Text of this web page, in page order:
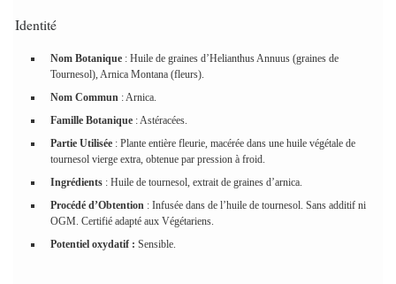
Identité
Nom Botanique : Huile de graines d’Helianthus Annuus (graines de
Tournesol), Arnica Montana (fleurs).
Nom Commun : Arnica.
Famille Botanique : Astéracées.
Partie Utilisée : Plante entière fleurie, macérée dans une huile végétale de
tournesol vierge extra, obtenue par pression à froid.
Ingrédients : Huile de tournesol, extrait de graines d’arnica.
Procédé d’Obtention : Infusée dans de l’huile de tournesol. Sans additif ni
OGM. Certifié adapté aux Végétariens.
Potentiel oxydatif : Sensible.